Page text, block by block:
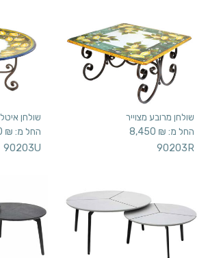
שולחן מרובע מצוייר
החל מ: 8,450 ₪
90203R
שולחן
החל מ: ₪
90203U